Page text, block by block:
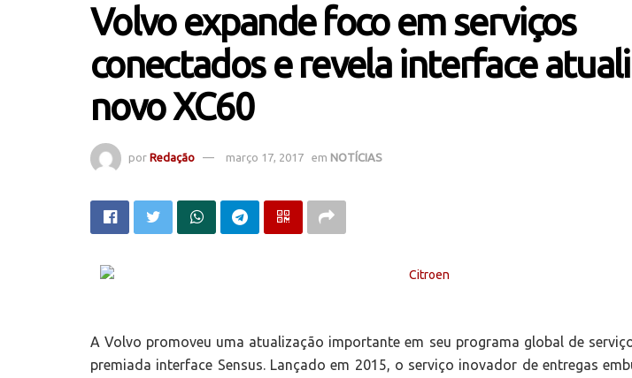
Volvo expande foco em serviços
conectados e revela interface
novo XC60
por Redação março 17, 2017 em NOTÍCIAS
A Volvo promoveu uma atualização importante em seu programa global de
premiada interface Sensus. Lançado em 2015, o serviço inovador de entregas